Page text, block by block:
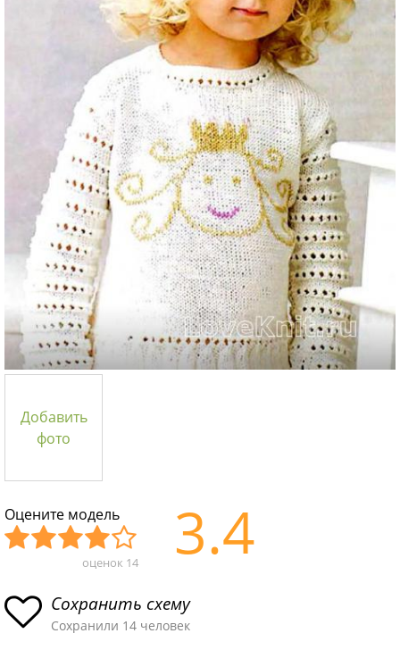
Добавить
фото
Оцените модель
асн
ая
пло
хая
ыч
ная
Хор
ая
Отл
ая
оценок 14 3.4
Сохранить схему
Сохранили 14 человек